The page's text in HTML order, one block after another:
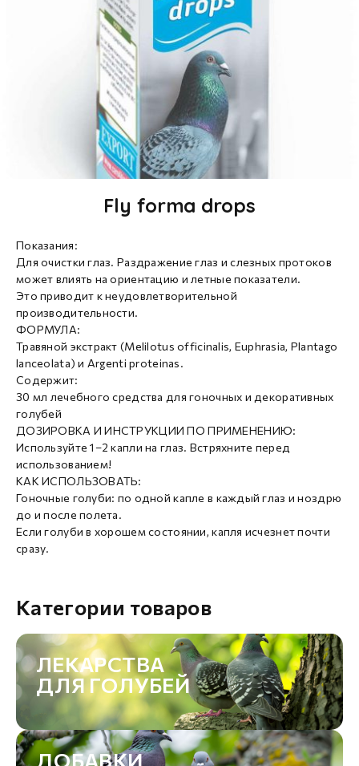
Fly forma drops
Показания:
Для очистки глаз. Раздражение глаз и слезных протоков
может влиять на ориентацию и летные показатели.
Это приводит к неудовлетворительной
производительности.
ФОРМУЛА:
Травяной экстракт (Melilotus officinalis, Euphrasia, Plantago
lanceolata) и Argenti proteinas.
Содержит:
30 мл лечебного средства для гоночных и декоративных
голубей
ДОЗИРОВКА И ИНСТРУКЦИИ ПО ПРИМЕНЕНИЮ:
Используйте 1–2 капли на глаз. Встряхните перед
использованием!
КАК ИСПОЛЬЗОВАТЬ:
Гоночные голуби: по одной капле в каждый глаз и ноздрю
до и после полета.
Если голуби в хорошем состоянии, капля исчезнет почти
сразу.
Категории товаров
ЛЕКАРСТВА
ДЛЯ ГОЛУБЕЙ
ДОБАВКИ